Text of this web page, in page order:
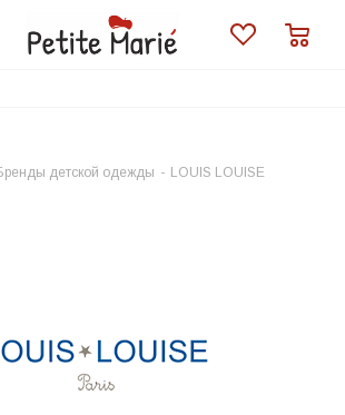
детской одежды - LOUIS LOUISE